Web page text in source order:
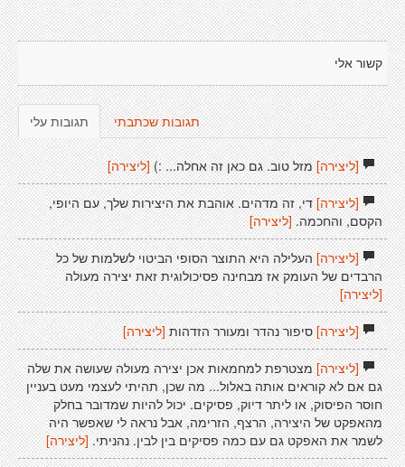
קשור אלי
תגובות עלי תגובות שכתבתי
[ליצירה]מזל טוב. גם כאן זה אחלה... :)[ליצירה]
[ליצירה]די, זה מדהים. אוהבת את היצירות שלך, עם היופי,
הקסם, והחכמה. [ליצירה]
[ליצירה]העלילה היא התוצר הסופי הביטוי לשלמות של כל
הרבדים של העומק אז מבחינה פסיכולוגית זאת יצירה מעולה
[ליצירה]
[ליצירה]סיפור נהדר ומעורר הזדהות [ליצירה]
[ליצירה]מצטרפת למחמאות אכן יצירה מעולה שעושה את שלה
גם אם לא קוראים אותה באלול... מה שכן, תהיתי לעצמי מעט בעניין
חוסר הפיסוק, או ליתר דיוק, פסיקים. יכול להיות שמדובר בחלק
מהאפקט של היצירה, הרצף, הזרימה, אבל נראה לי שאפשר היה
לשמר את האפקט גם עם כמה פסיקים בין לבין. נהניתי. [ליצירה]